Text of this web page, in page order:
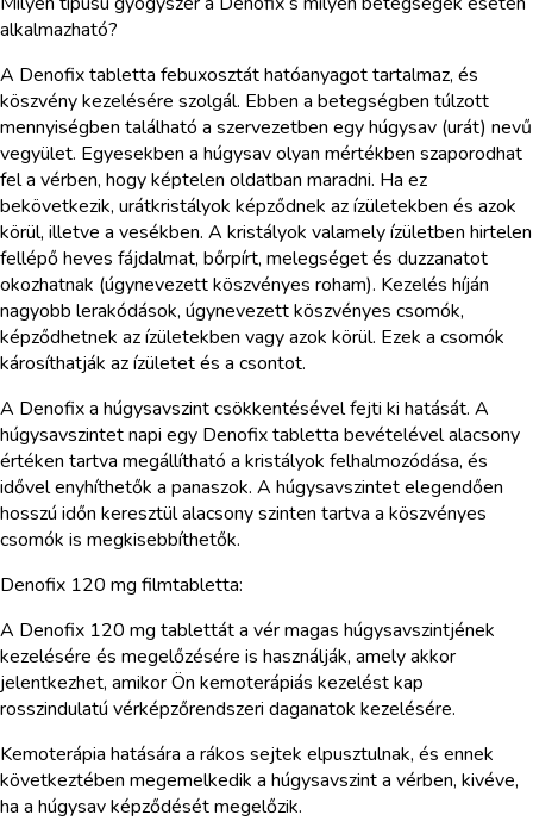
alkalmazható?
A Denofix tabletta febuxosztát hatóanyagot tartalmaz, és
köszvény kezelésére szolgál. Ebben a betegségben túlzott
mennyiségben található a szervezetben egy húgysav (urát) nevű
vegyület. Egyesekben a húgysav olyan mértékben szaporodhat
fel a vérben, hogy képtelen oldatban maradni. Ha ez
bekövetkezik, urátkristályok képződnek az ízületekben és azok
körül, illetve a vesékben. A kristályok valamely ízületben hirtelen
fellépő heves fájdalmat, bőrpírt, melegséget és duzzanatot
okozhatnak (úgynevezett köszvényes roham). Kezelés híján
nagyobb lerakódások, úgynevezett köszvényes csomók,
képződhetnek az ízületekben vagy azok körül. Ezek a csomók
károsíthatják az ízületet és a csontot.
A Denofix a húgysavszint csökkentésével fejti ki hatását. A
húgysavszintet napi egy Denofix tabletta bevételével alacsony
értéken tartva megállítható a kristályok felhalmozódása, és
idővel enyhíthetők a panaszok. A húgysavszintet elegendően
hosszú időn keresztül alacsony szinten tartva a köszvényes
csomók is megkisebbíthetők.
Denofix 120 mg filmtabletta:
A Denofix 120 mg tablettát a vér magas húgysavszintjének
kezelésére és megelőzésére is használják, amely akkor
jelentkezhet, amikor Ön kemoterápiás kezelést kap
rosszindulatú vérképzőrendszeri daganatok kezelésére.
Kemoterápia hatására a rákos sejtek elpusztulnak, és ennek
következtében megemelkedik a húgysavszint a vérben, kivéve,
ha a húgysav képződését megelőzik.